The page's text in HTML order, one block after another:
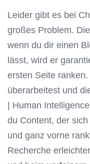
Leider gibt es bei
großes Problem.
wenn du dir einen
lässt, wird er
ersten Seite
überarbeitest und
| Human
du Content, der
und ganz vorne
Recherche